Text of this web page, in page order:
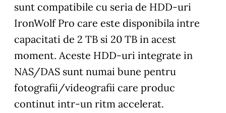
sunt compatibile cu seria de HDD-uri
IronWolf Pro care este disponibila intre
capacitati de 2 TB si 20 TB in acest
moment. Aceste HDD-uri integrate in
NAS/DAS sunt numai bune pentru
fotografii/videografii care produc
continut intr-un ritm accelerat.